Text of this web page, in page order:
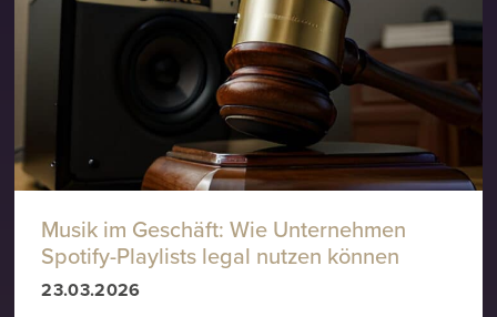
Musik im Geschäft: Wie Unternehmen
Spotify-Playlists legal nutzen können
23.03.2026